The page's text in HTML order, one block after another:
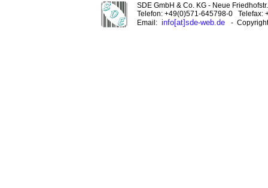
SDE GmbH & Co. KG - Neue
Telefon: +49(0)571-645798-0 Telefax:
Email: info[at]sde-web.de -